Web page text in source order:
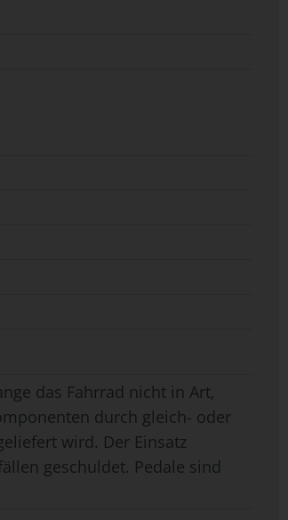
das Fahrrad nicht in Art,
durch gleich- oder
wird. Der Einsatz
geschuldet. Pedale sind